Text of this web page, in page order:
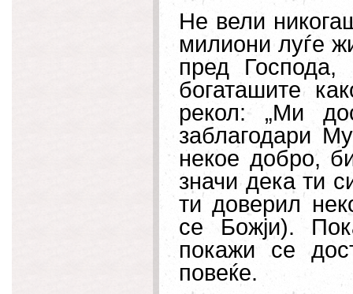
Не вели
милиони луѓе
пред
богаташите
рекол: „Ми
заблагодари
некое добро,
значи дека ти
ти доверил
се Божји).
покажи се
повеќе.